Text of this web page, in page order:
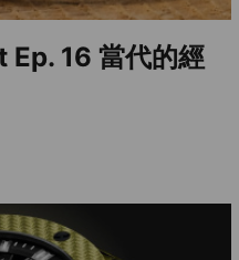
Ep. 16 當代的經